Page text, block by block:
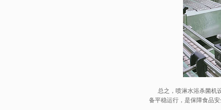
总之，喷淋水浴杀菌机
备平稳运行，是保障食品